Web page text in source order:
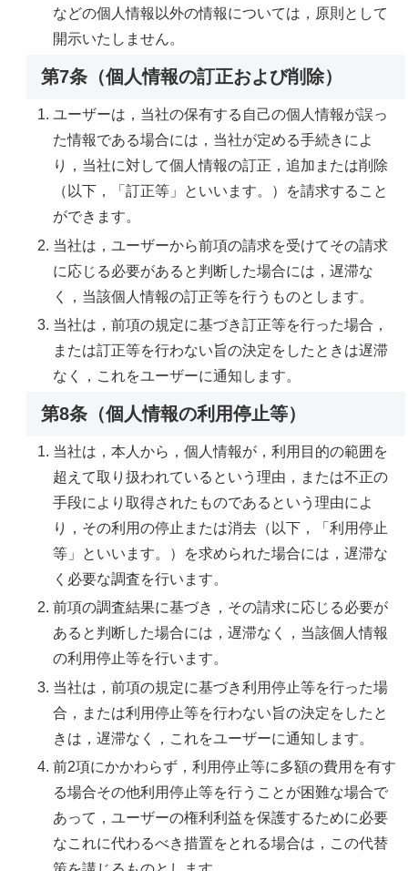
などの個人情報以外の情報については，原則として
開示いたしません。
第7条（個人情報の訂正および削除）
ユーザーは，当社の保有する自己の個人情報が誤っ
た情報である場合には，当社が定める手続きによ
り，当社に対して個人情報の訂正，追加または削除
（以下，「訂正等」といいます。）を請求すること
ができます。
当社は，ユーザーから前項の請求を受けてその請求
に応じる必要があると判断した場合には，遅滞な
く，当該個人情報の訂正等を行うものとします。
当社は，前項の規定に基づき訂正等を行った場合，
または訂正等を行わない旨の決定をしたときは遅滞
なく，これをユーザーに通知します。
第8条（個人情報の利用停止等）
当社は，本人から，個人情報が，利用目的の範囲を
超えて取り扱われているという理由，または不正の
手段により取得されたものであるという理由によ
り，その利用の停止または消去（以下，「利用停止
等」といいます。）を求められた場合には，遅滞な
く必要な調査を行います。
前項の調査結果に基づき，その請求に応じる必要が
あると判断した場合には，遅滞なく，当該個人情報
の利用停止等を行います。
当社は，前項の規定に基づき利用停止等を行った場
合，または利用停止等を行わない旨の決定をしたと
きは，遅滞なく，これをユーザーに通知します。
前2項にかかわらず，利用停止等に多額の費用を有す
る場合その他利用停止等を行うことが困難な場合で
あって，ユーザーの権利利益を保護するために必要
なこれに代わるべき措置をとれる場合は，この代替